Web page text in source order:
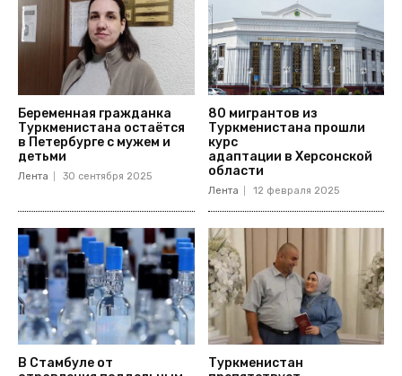
Беременная гражданка
Туркменистана остаётся
в Петербурге с мужем и
детьми
Лента 30 сентября 2025
80 мигрантов из
Туркменистана прошли
курс
адаптации в Херсонской
области
Лента 12 февраля 2025
В Стамбуле от
Туркменистан